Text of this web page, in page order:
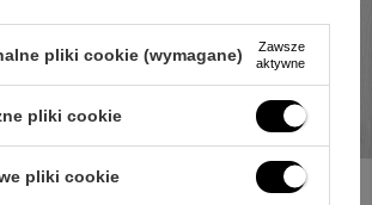
pliki cookie (wymagane)
Zawsze
aktywne
pliki cookie
pliki cookie